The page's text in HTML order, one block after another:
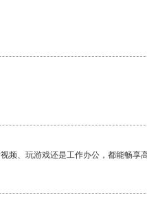
频、玩游戏还是工作办公，都能畅